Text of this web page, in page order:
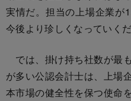
実情だ。担当の上場企業が
今後より珍しくなっていくだ
では、掛け持ち社数が最
が多い公認会計士は、上場
本市場の健全性を保つ使命